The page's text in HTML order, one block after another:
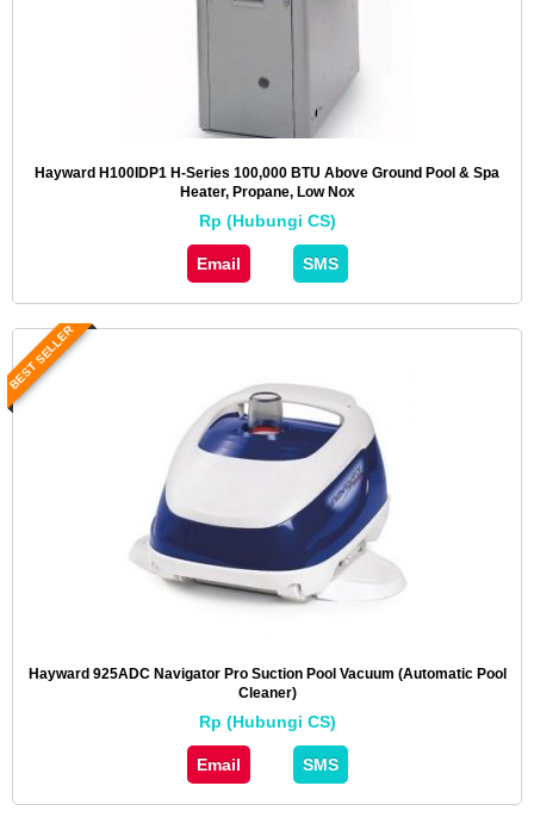
Hayward H100IDP1 H-Series 100,000 BTU Above Ground Pool & Spa
Heater, Propane, Low Nox
Rp (Hubungi CS)
Email SMS
BEST SELLER
Hayward 925ADC Navigator Pro Suction Pool Vacuum (Automatic Pool
Cleaner)
Rp (Hubungi CS)
Email SMS